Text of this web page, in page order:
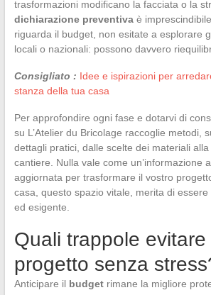
trasformazioni modificano la facciata o la
dichiarazione preventivaè
riguarda il budget, non esitate a esplorare
locali o nazionali: possono davvero
Consigliato : Idee e ispirazioni per
stanza della tua casa
Per approfondire ogni fase e dotarvi di
su L’Atelier du Bricolage raccoglie metodi,
dettagli pratici, dalle scelte dei materiali
cantiere. Nulla vale come un’informazione
aggiornata per trasformare il vostro
casa, questo spazio vitale, merita di
ed esigente.
Quali trappole evitare
progetto senza
Anticipare il budgetrimane la migliore